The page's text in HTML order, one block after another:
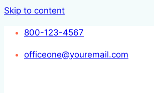
Skip to content
800-123-4567
officeone@youremail.com